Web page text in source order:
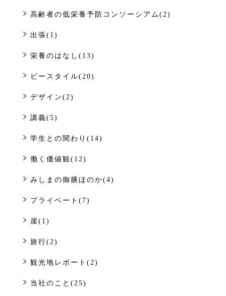
高齢者の低栄養予防コンソーシアム(2)
出張(1)
栄養のはなし(13)
ビースタイル(20)
デザイン(2)
講義(5)
学生との関わり(14)
働く価値観(12)
みしまの御膳ほのか(4)
プライベート(7)
崖(1)
旅行(2)
観光地レポート(2)
当社のこと(25)